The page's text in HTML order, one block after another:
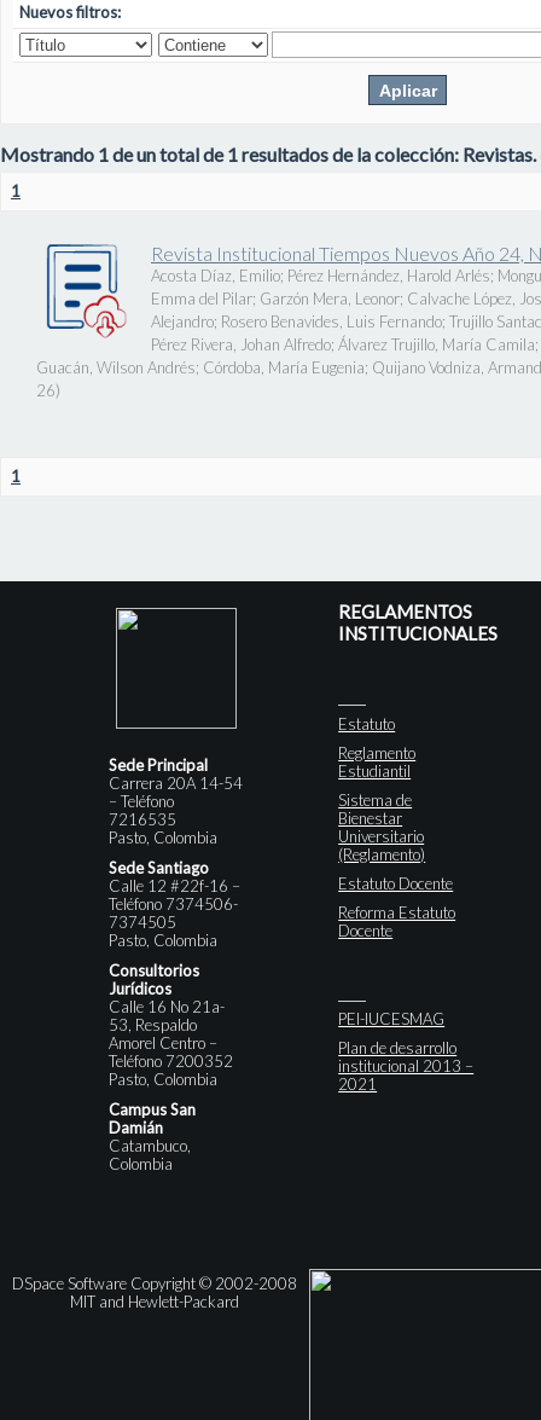
Nuevos filtros:
Mostrando 1 de un total de 1 resultados de la colección: Revistas.
1
Revista Institucional Tiempos Nuevos Año 24,
Acosta Díaz, Emilio; Pérez Hernández, Harold Arlés;
Emma del Pilar; Garzón Mera, Leonor; Calvache López,
Alejandro; Rosero Benavides, Luis Fernando; Trujillo
Pérez Rivera, Johan Alfredo; Álvarez Trujillo, María Camila;
Guacán, Wilson Andrés; Córdoba, María Eugenia; Quijano Vodniza,
26)
1
Sede Principal
Carrera 20A 14-54
– Teléfono
7216535
Pasto, Colombia
Sede Santiago
Calle 12 #22f-16 –
Teléfono 7374506-
7374505
Pasto, Colombia
Consultorios
Jurídicos
Calle 16 No 21a-
53, Respaldo
Amorel Centro –
Teléfono 7200352
Pasto, Colombia
Campus San
Damián
Catambuco,
Colombia
REGLAMENTOS
INSTITUCIONALES
Estatuto
Reglamento
Estudiantil
Sistema de
Bienestar
Universitario
(Reglamento)
Estatuto Docente
Reforma Estatuto
Docente
PEI-IUCESMAG
Plan de desarrollo
institucional 2013 –
2021
DSpace Software Copyright © 2002-2008
MIT and Hewlett-Packard